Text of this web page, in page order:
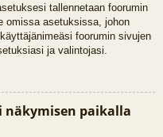
tallennetaan foorumin
omissa asetuksissa, johon
foorumin sivujen
ja valintojasi.
paikalla